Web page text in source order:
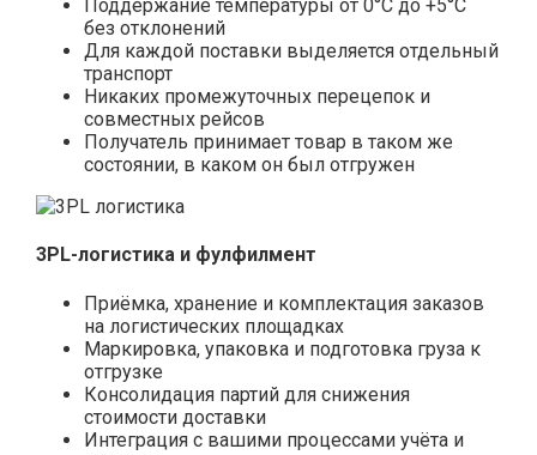
Поддержание температуры от 0°С до +5°С
без отклонений
Для каждой поставки выделяется отдельный
транспорт
Никаких промежуточных перецепок и
совместных рейсов
Получатель принимает товар в таком же
состоянии, в каком он был отгружен
3PL-логистика и фулфилмент
Приёмка, хранение и комплектация заказов
на логистических площадках
Маркировка, упаковка и подготовка груза к
отгрузке
Консолидация партий для снижения
стоимости доставки
Интеграция с вашими процессами учёта и